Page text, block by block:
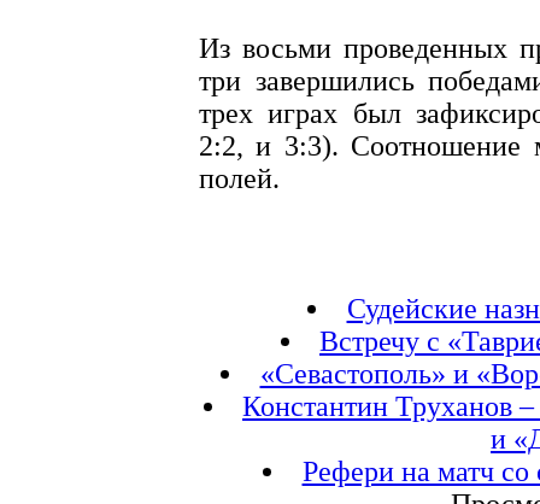
Из восьми проведенных
три завершились
трех играх был
2:2, и 3:3). Соотношение
полей.
Судейские
Встречу с
«Севастополь» и
Константин Труханов
и
Рефери на матч